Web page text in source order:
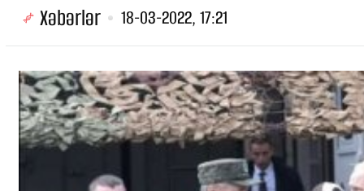
Xəbərlər 18-03-2022, 17:21